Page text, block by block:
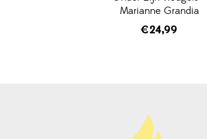
Marianne Grandia
€24,99